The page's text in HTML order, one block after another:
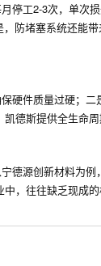
工2-3次，单次
防堵塞系统还能
硬件质量过硬；
德斯提供全生命
德源创新材料为
，往往缺乏现成